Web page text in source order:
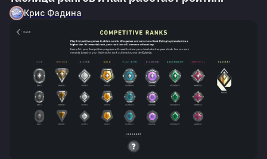
Крис Фадина